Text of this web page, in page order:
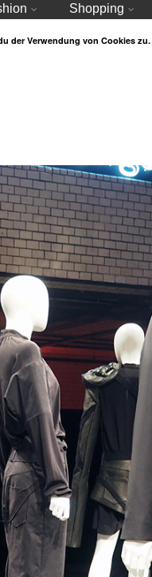
Shopping
der Verwendung von Cookies zu.